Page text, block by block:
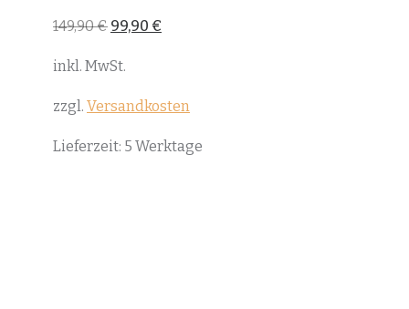
149,90€ Ursprünglicher
Preis
149,90 €
99,90 €
Preis
inkl. MwSt.
zzgl. Versandkosten
Lieferzeit: 5 Werktage